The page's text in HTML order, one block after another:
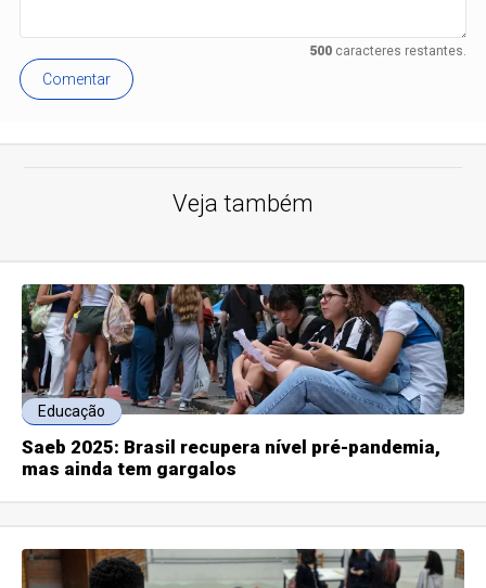
500caracteres restantes.
Comentar
Veja também
Educação
Saeb 2025: Brasil recupera nível pré-pandemia,
mas ainda tem gargalos